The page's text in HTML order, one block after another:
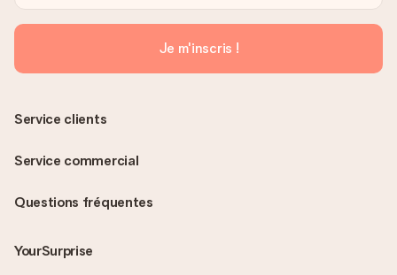
Je m'inscris !
Questions fréquentes
YourSurprise
Service clients
Service commercial